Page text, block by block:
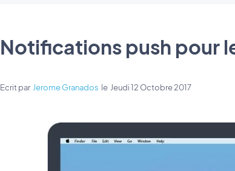
Notifications push pour
Ecrit par Jerome Granados le Jeudi 12 Octobre 2017